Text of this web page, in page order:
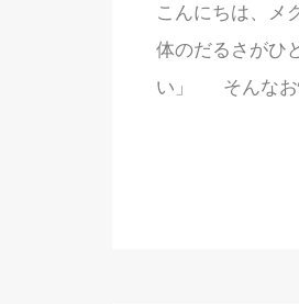
こんにちは、メ
体のだるさがひ
い」 そんなお